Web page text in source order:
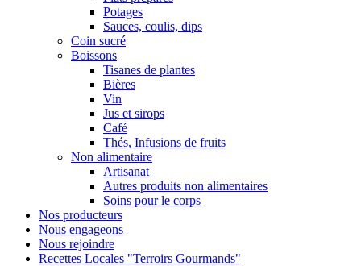
Potages
Sauces, coulis, dips
Coin sucré
Boissons
Tisanes de plantes
Bières
Vin
Jus et sirops
Café
Thés, Infusions de fruits
Non alimentaire
Artisanat
Autres produits non alimentaires
Soins pour le corps
Nos producteurs
Nous engageons
Nous rejoindre
Recettes Locales "Terroirs Gourmands"